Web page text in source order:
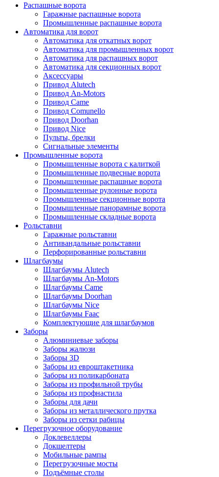
Распашные ворота
Гаражные распашные ворота
Промышленные распашные ворота
Автоматика для ворот
Автоматика для откатных ворот
Автоматика для промышленных ворот
Автоматика для распашных ворот
Автоматика для секционных ворот
Аксессуары
Привод Alutech
Привод An-Motors
Привод Came
Привод Comunello
Привод Doorhan
Привод Nice
Пульты, брелки
Сигнальные элементы
Промышленные ворота
Промышленные ворота с калиткой
Промышленные подвесные ворота
Промышленные распашные ворота
Промышленные рулонные ворота
Промышленные секционные ворота
Промышленные панорамные ворота
Промышленные складные ворота
Рольставни
Гаражные рольставни
Антивандальные рольставни
Перфорированные рольставни
Шлагбаумы
Шлагбаумы Alutech
Шлагбаумы An-Motors
Шлагбаумы Came
Шлагбаумы Doorhan
Шлагбаумы Nice
Шлагбаумы Faac
Комплектующие для шлагбаумов
Заборы
Алюминиевые заборы
Заборы жалюзи
Заборы 3D
Заборы из евроштакетника
Заборы из поликарбоната
Заборы из профильной трубы
Заборы из профнастила
Заборы для дачи
Заборы из металлического прутка
Заборы из сетки рабицы
Перегрузочное оборудование
Доклевеллеры
Докшелтеры
Мобильные рампы
Перегрузочные мосты
Подъёмные столы